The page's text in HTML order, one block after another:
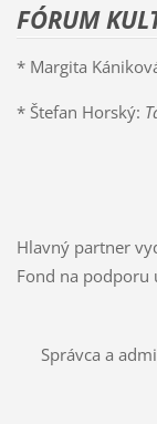
FÓRUM
* Margita
* Štefan Horský:
Hlavný partner
Fond na podporu
Správca a